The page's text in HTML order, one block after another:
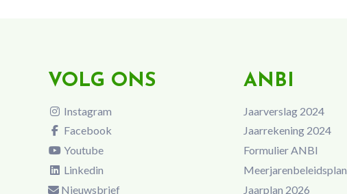
VOLG ONS
Instagram
Facebook
Youtube
Linkedin
Nieuwsbrief
ANBI
Jaarverslag 2024
Jaarrekening 2024
Formulier ANBI
Meerjarenbeleidsplan
Jaarplan 2026